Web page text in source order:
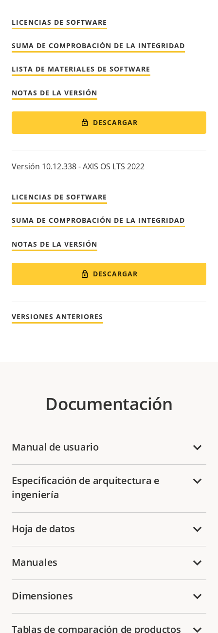
LICENCIAS DE SOFTWARE
SUMA DE COMPROBACIÓN DE LA INTEGRIDAD
LISTA DE MATERIALES DE SOFTWARE
NOTAS DE LA VERSIÓN
DESCARGAR
Versión 10.12.338 - AXIS OS LTS 2022
LICENCIAS DE SOFTWARE
SUMA DE COMPROBACIÓN DE LA INTEGRIDAD
NOTAS DE LA VERSIÓN
DESCARGAR
VERSIONES ANTERIORES
Documentación
Manual de usuario
Especificación de arquitectura e
ingeniería
Hoja de datos
Manuales
Dimensiones
Tablas de comparación de productos